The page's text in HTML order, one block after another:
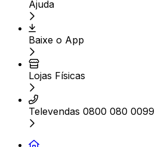
Ajuda
Baixe o App
Lojas Físicas
Televendas 0800 080 0099